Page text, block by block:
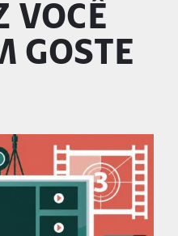
VOCÊ
GOSTE